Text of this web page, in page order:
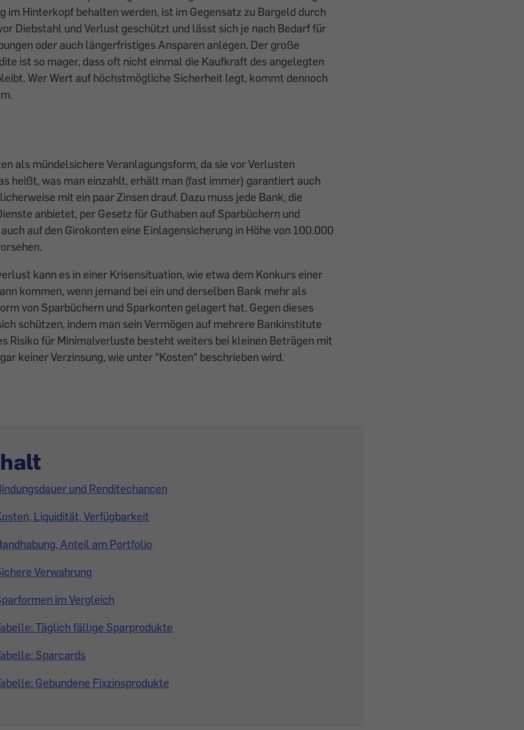
im Hinterkopf behalten werden, ist im Gegensatz zu Bargeld durch
Diebstahl und Verlust geschützt und lässt sich je nach Bedarf für
oder auch längerfristiges Ansparen anlegen. Der große
ist so mager, dass oft nicht einmal die Kaufkraft des angelegten
Wer Wert auf höchstmögliche Sicherheit legt, kommt dennoch
als mündelsichere Veranlagungsform, da sie vor Verlusten
heißt, was man einzahlt, erhält man (fast immer) garantiert auch
mit ein paar Zinsen drauf. Dazu muss jede Bank, die
anbietet, per Gesetz für Guthaben auf Sparbüchern und
auf den Girokonten eine Einlagensicherung in Höhe von 100.000
kann es in einer Krisensituation, wie etwa dem Konkurs einer
kommen, wenn jemand bei ein und derselben Bank mehr als
von Sparbüchern und Sparkonten gelagert hat. Gegen dieses
schützen, indem man sein Vermögen auf mehrere Bankinstitute
Risiko für Minimalverluste besteht weiters bei kleinen Beträgen mit
keiner Verzinsung, wie unter "Kosten" beschrieben wird.
und Renditechancen
Liquidität, Verfügbarkeit
Anteil am Portfolio
Verwahrung
im Vergleich
Täglich fällige Sparprodukte
Sparcards
Gebundene Fixzinsprodukte